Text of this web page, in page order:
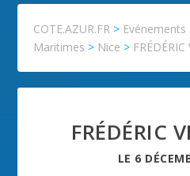
COTE.AZUR.FR > Evénements
Maritimes > Nice >
FRÉDÉRIC
LE 6